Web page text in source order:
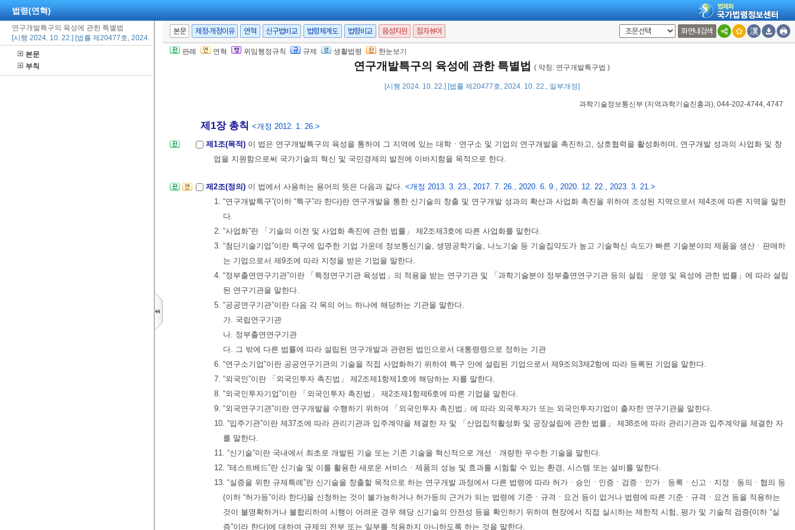
법령(연혁)
연구개발특구의 육성에 관한 특별법
[시행 2024. 10. 22.] [법률 제20477호, 2024. 10. 22., 일부개정]
본문
부칙
본문 제정·개정이유 연혁 신구법비교 법령체계도 법령비교 음성지원 점자뷰어 화면내검색
판례 연혁 위임행정규칙 규제 생활법령 한눈보기
연구개발특구의 육성에 관한 특별법 ( 약칭: 연구개발특구법 )
[시행 2024. 10. 22.] [법률 제20477호, 2024. 10. 22., 일부개정]
과학기술정보통신부 (지역과학기술진흥과), 044-202-4744, 4747
제1장 총칙 <개정 2012. 1. 26.>
제1조(목적) 이 법은 연구개발특구의 육성을 통하여 그 지역에 있는 대학ㆍ연구소 및 기업의 연구개발을 촉진하고, 상호협력을 활성화하며, 연구개발 성과의 사업화 및 창
업을 지원함으로써 국가기술의 혁신 및 국민경제의 발전에 이바지함을 목적으로 한다.
제2조(정의) 이 법에서 사용하는 용어의 뜻은 다음과 같다. <개정 2013. 3. 23., 2017. 7. 26., 2020. 6. 9., 2020. 12. 22., 2023. 3. 21.>
1. “연구개발특구”(이하 “특구”라 한다)란 연구개발을 통한 신기술의 창출 및 연구개발 성과의 확산과 사업화 촉진을 위하여 조성된 지역으로서 제4조에 따른 지역을 말한
다.
2. “사업화”란 「기술의 이전 및 사업화 촉진에 관한 법률」 제2조제3호에 따른 사업화를 말한다.
3. “첨단기술기업”이란 특구에 입주한 기업 가운데 정보통신기술, 생명공학기술, 나노기술 등 기술집약도가 높고 기술혁신 속도가 빠른 기술분야의 제품을 생산ㆍ판매하
는 기업으로서 제9조에 따라 지정을 받은 기업을 말한다.
4. “정부출연연구기관”이란 「특정연구기관 육성법」의 적용을 받는 연구기관 및 「과학기술분야 정부출연연구기관 등의 설립ㆍ운영 및 육성에 관한 법률」에 따라 설립
된 연구기관을 말한다.
5. “공공연구기관”이란 다음 각 목의 어느 하나에 해당하는 기관을 말한다.
가. 국립연구기관
나. 정부출연연구기관
다. 그 밖에 다른 법률에 따라 설립된 연구개발과 관련된 법인으로서 대통령령으로 정하는 기관
6. “연구소기업”이란 공공연구기관의 기술을 직접 사업화하기 위하여 특구 안에 설립된 기업으로서 제9조의3제2항에 따라 등록된 기업을 말한다.
7. “외국인”이란 「외국인투자 촉진법」 제2조제1항제1호에 해당하는 자를 말한다.
8. “외국인투자기업”이란 「외국인투자 촉진법」 제2조제1항제6호에 따른 기업을 말한다.
9. “외국연구기관”이란 연구개발을 수행하기 위하여 「외국인투자 촉진법」에 따라 외국투자가 또는 외국인투자기업이 출자한 연구기관을 말한다.
10. “입주기관”이란 제37조에 따라 관리기관과 입주계약을 체결한 자 및 「산업집적활성화 및 공장설립에 관한 법률」 제38조에 따라 관리기관과 입주계약을 체결한 자
를 말한다.
11. “신기술”이란 국내에서 최초로 개발된 기술 또는 기존 기술을 혁신적으로 개선ㆍ개량한 우수한 기술을 말한다.
12. “테스트베드”란 신기술 및 이를 활용한 새로운 서비스ㆍ제품의 성능 및 효과를 시험할 수 있는 환경, 시스템 또는 설비를 말한다.
13. “실증을 위한 규제특례”란 신기술을 창출할 목적으로 하는 연구개발 과정에서 다른 법령에 따라 허가ㆍ승인ㆍ인증ㆍ검증ㆍ인가ㆍ등록ㆍ신고ㆍ지정ㆍ동의ㆍ협의 등
(이하 “허가등”이라 한다)을 신청하는 것이 불가능하거나 허가등의 근거가 되는 법령에 기준ㆍ규격ㆍ요건 등이 없거나 법령에 따른 기준ㆍ규격ㆍ요건 등을 적용하는
것이 불명확하거나 불합리하여 시행이 어려운 경우 해당 신기술의 안전성 등을 확인하기 위하여 현장에서 직접 실시하는 제한적 시험, 평가 및 기술적 검증(이하 “실
증”이라 한다)에 대하여 규제의 전부 또는 일부를 적용하지 아니하도록 하는 것을 말한다.